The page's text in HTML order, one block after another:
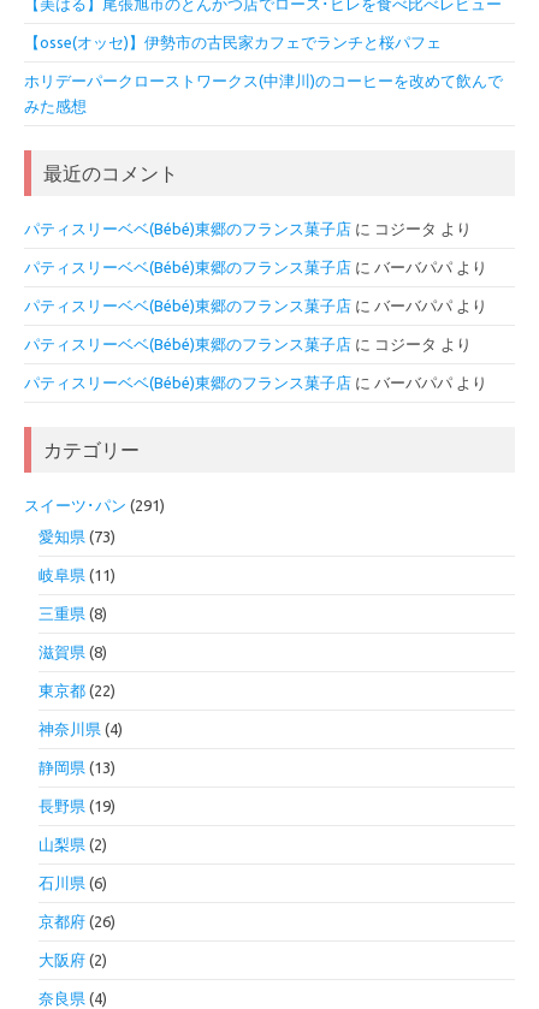
【美はる】尾張旭市のとんかつ店でロース･ヒレを食べ比べレビュー
【osse(オッセ)】伊勢市の古民家カフェでランチと桜パフェ
ホリデーパークローストワークス(中津川)のコーヒーを改めて飲んで
みた感想
最近のコメント
パティスリーベベ(Bébé)東郷のフランス菓子店 に コジータ より
パティスリーベベ(Bébé)東郷のフランス菓子店 に バーバパパ より
パティスリーベベ(Bébé)東郷のフランス菓子店 に バーバパパ より
パティスリーベベ(Bébé)東郷のフランス菓子店 に コジータ より
パティスリーベベ(Bébé)東郷のフランス菓子店 に バーバパパ より
カテゴリー
スイーツ･パン (291)
愛知県 (73)
岐阜県 (11)
三重県 (8)
滋賀県 (8)
東京都 (22)
神奈川県 (4)
静岡県 (13)
長野県 (19)
山梨県 (2)
石川県 (6)
京都府 (26)
大阪府 (2)
奈良県 (4)